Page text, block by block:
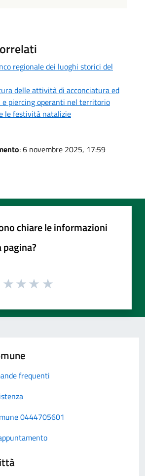
regionale dei luoghi storici del
delle attività di acconciatura ed
piercing operanti nel territorio
le festività natalizie
: 6 novembre 2025, 17:59
chiare le informazioni
pagina?
frequenti
0444705601